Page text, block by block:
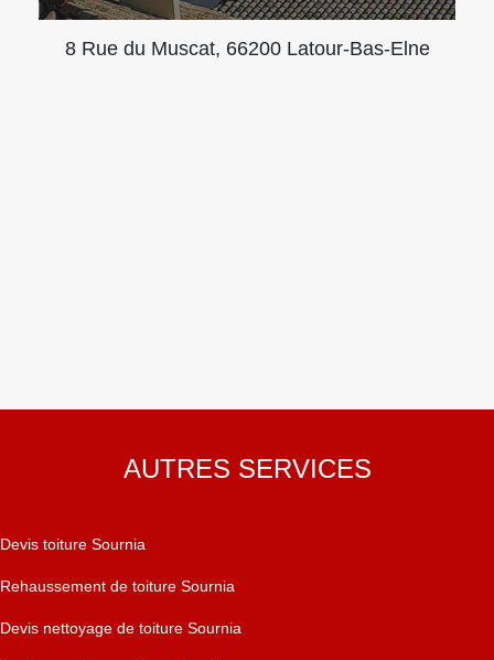
8 Rue du Muscat, 66200 Latour-Bas-Elne
AUTRES SERVICES
Devis toiture Sournia
Rehaussement de toiture Sournia
Devis nettoyage de toiture Sournia